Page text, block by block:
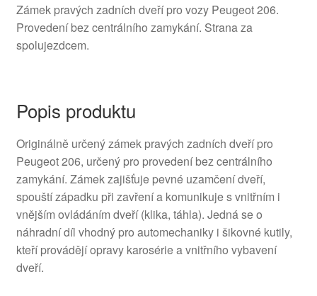
Zámek pravých zadních dveří pro vozy Peugeot 206.
Provedení bez centrálního zamykání. Strana za
spolujezdcem.
Popis produktu
Originálně určený zámek pravých zadních dveří pro
Peugeot 206, určený pro provedení bez centrálního
zamykání. Zámek zajišťuje pevné uzamčení dveří,
spouští západku při zavření a komunikuje s vnitřním i
vnějším ovládáním dveří (klika, táhla). Jedná se o
náhradní díl vhodný pro automechaniky i šikovné kutily,
kteří provádějí opravy karosérie a vnitřního vybavení
dveří.